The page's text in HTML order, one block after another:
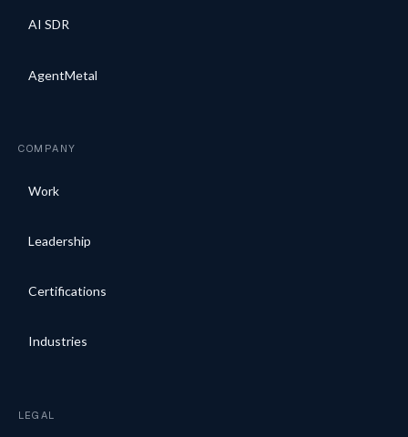
AI SDR
AgentMetal
COMPANY
Work
Leadership
Certifications
Industries
LEGAL